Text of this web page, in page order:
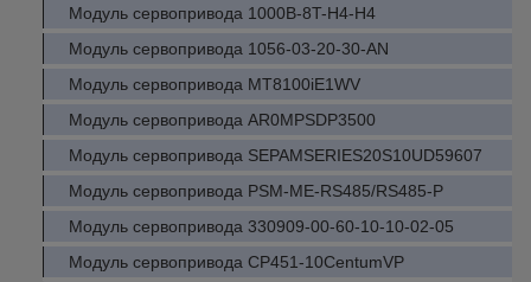
Модуль сервопривода 1000B-8T-H4-H4
Модуль сервопривода 1056-03-20-30-AN
Модуль сервопривода MT8100iE1WV
Модуль сервопривода AR0MPSDP3500
Модуль сервопривода SEPAMSERIES20S10UD59607
Модуль сервопривода PSM-ME-RS485/RS485-P
Модуль сервопривода 330909-00-60-10-10-02-05
Модуль сервопривода CP451-10CentumVP